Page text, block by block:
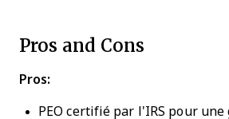
Pros and Cons
Pros:
PEO certifié par l'IRS pour